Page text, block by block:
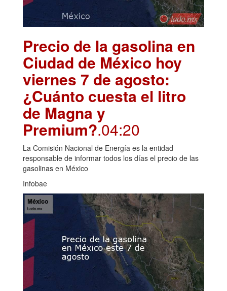
Precio de la gasolina en
Ciudad de México hoy
viernes 7 de agosto:
¿Cuánto cuesta el litro
de Magna y
Premium?.04:20
La Comisión Nacional de Energía es la entidad
responsable de informar todos los días el precio de las
gasolinas en México
Infobae